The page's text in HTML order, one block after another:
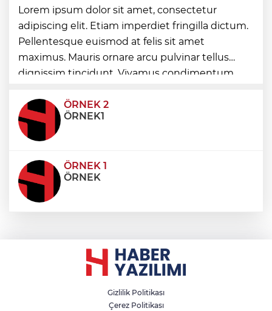
Edirne Keşan’dan Elazığ'a gönül köprüsü
Bursa Tabip Odası: Hekimlik 5 dakikaya
sığmaz
Lorem ipsum dolor sit amet, consectetur
adipiscing elit. Etiam imperdiet fringilla dictum.
Pellentesque euismod at felis sit amet
maximus. Mauris ornare arcu pulvinar tellus
dignissim tincidunt. Vivamus condimentum
condimentum eros et, faucibus sapien. Praese
ÖRNEK 2
ÖRNEK1
ÖRNEK 1
ÖRNEK
Gizlilik Politikası
Çerez Politikası